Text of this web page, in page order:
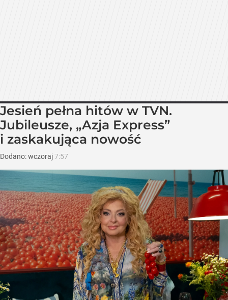
Jesień pełna hitów w TVN.
Jubileusze, „Azja Express”
i zaskakująca nowość
Dodano:wczoraj7:57